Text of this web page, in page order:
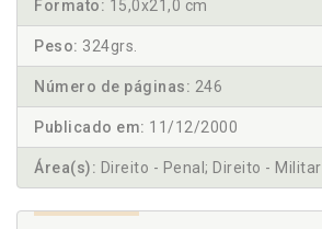
Formato: 15,0x21,0 cm
Peso: 324grs.
Número de páginas: 246
Publicado em: 11/12/2000
Área(s): Direito - Penal; Direito - Militar